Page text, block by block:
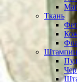
Ткань